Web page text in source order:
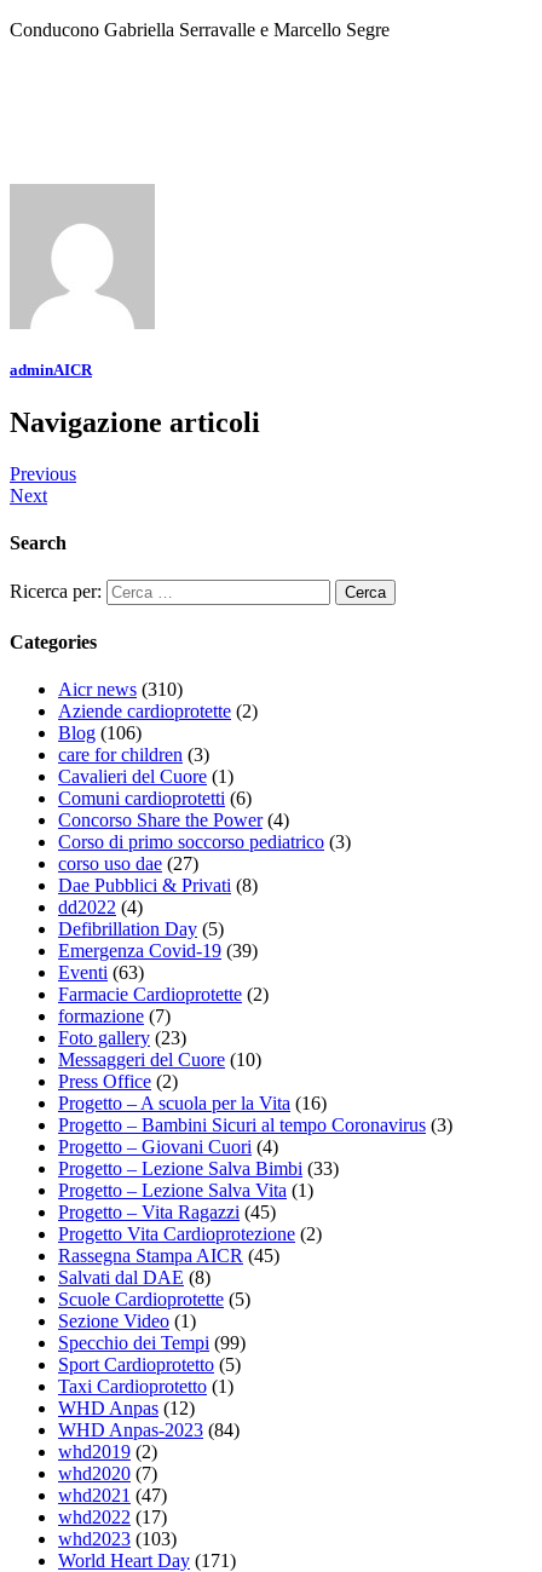
Conducono Gabriella Serravalle e Marcello Segre
adminAICR
Navigazione articoli
Previous
Next
Search
Ricerca per:
Categories
Aicr news (310)
Aziende cardioprotette (2)
Blog (106)
care for children (3)
Cavalieri del Cuore (1)
Comuni cardioprotetti (6)
Concorso Share the Power(4)
Corso di primo soccorso pediatrico (3)
corso uso dae (27)
Dae Pubblici & Privati (8)
dd2022 (4)
Defibrillation Day (5)
Emergenza Covid-19 (39)
Eventi (63)
Farmacie Cardioprotette (2)
formazione (7)
Foto gallery (23)
Messaggeri del Cuore (10)
Press Office (2)
Progetto – A scuola per la Vita (16)
Progetto – Bambini Sicuri al tempo Coronavirus (3)
Progetto – Giovani Cuori (4)
Progetto – Lezione Salva Bimbi (33)
Progetto – Lezione Salva Vita (1)
Progetto – Vita Ragazzi (45)
Progetto Vita Cardioprotezione (2)
Rassegna Stampa AICR (45)
Salvati dal DAE (8)
Scuole Cardioprotette (5)
Sezione Video (1)
Specchio dei Tempi (99)
Sport Cardioprotetto (5)
Taxi Cardioprotetto (1)
WHD Anpas (12)
WHD Anpas-2023 (84)
whd2019 (2)
whd2020 (7)
whd2021 (47)
whd2022 (17)
whd2023 (103)
World Heart Day (171)